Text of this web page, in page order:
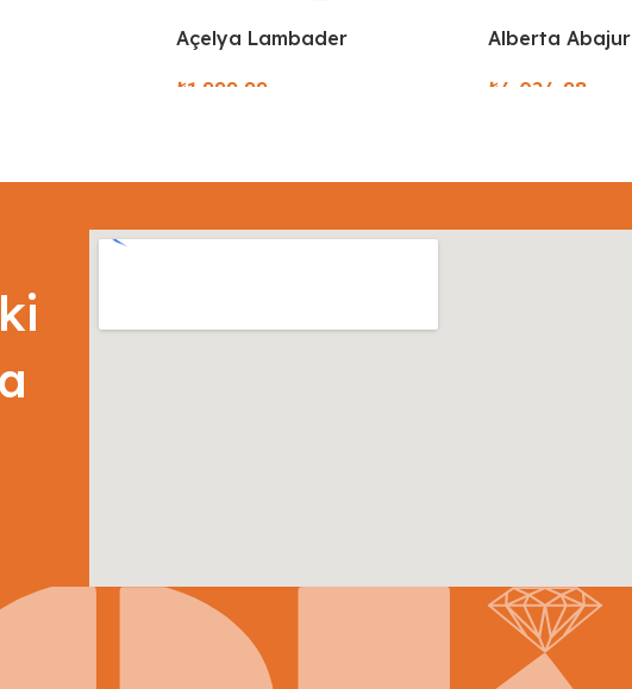
Açelya Lambader
₺
Alberta Abajur
₺